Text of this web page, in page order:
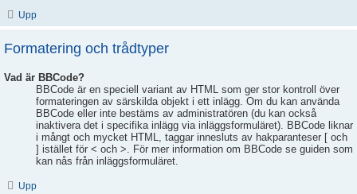
Upp
Formatering och trådtyper
Vad är BBCode?
BBCode är en speciell variant av HTML som ger stor kontroll över
formateringen av särskilda objekt i ett inlägg. Om du kan använda
BBCode eller inte bestäms av administratören (du kan också
inaktivera det i specifika inlägg via inläggsformuläret). BBCode liknar
i mångt och mycket HTML, taggar innesluts av hakparanteser [ och
] istället för < och >. För mer information om BBCode se guiden som
kan nås från inläggsformuläret.
Upp